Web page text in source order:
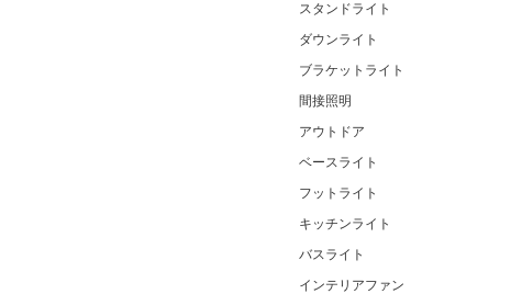
スタンドライト
ダウンライト
ブラケットライト
間接照明
アウトドア
ベースライト
フットライト
キッチンライト
バスライト
インテリアファン